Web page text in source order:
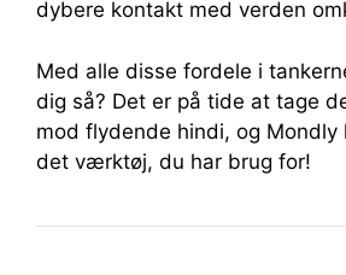
dybere kontakt med verden
Med alle disse fordele i
dig så? Det er på tide at tage
mod flydende hindi, og
det værktøj, du har brug for!